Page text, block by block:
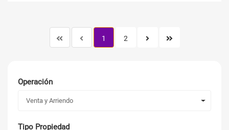
1 2
Operación
Venta y Arriendo
Tipo Propiedad